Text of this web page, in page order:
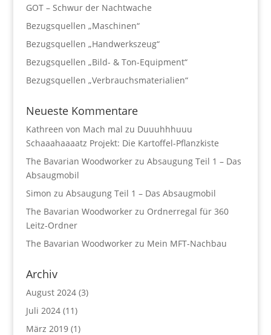
GOT – Schwur der Nachtwache
Bezugsquellen „Maschinen“
Bezugsquellen „Handwerkszeug“
Bezugsquellen „Bild- & Ton-Equipment“
Bezugsquellen „Verbrauchsmaterialien“
Neueste Kommentare
Kathreen von Mach mal zu Duuuhhhuuu
Schaaahaaaatz Projekt: Die Kartoffel-Pflanzkiste
The Bavarian Woodworkerzu Absaugung Teil 1 – Das
Absaugmobil
Simon zu Absaugung Teil 1 – Das Absaugmobil
The Bavarian Woodworkerzu Ordnerregal für 360
Leitz-Ordner
The Bavarian Woodworkerzu Mein MFT-Nachbau
Archiv
August 2024(3)
Juli 2024(11)
März 2019(1)